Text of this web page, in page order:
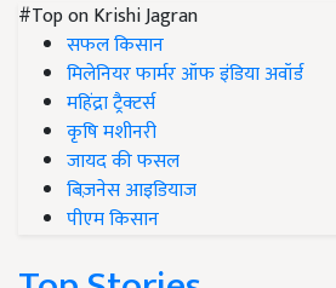
#Top on Krishi Jagran
सफल किसान
मिलेनियर फार्मर ऑफ इंडिया अवॉर्ड
महिंद्रा ट्रैक्टर्स
कृषि मशीनरी
जायद की फसल
बिज़नेस आइडियाज
पीएम किसान